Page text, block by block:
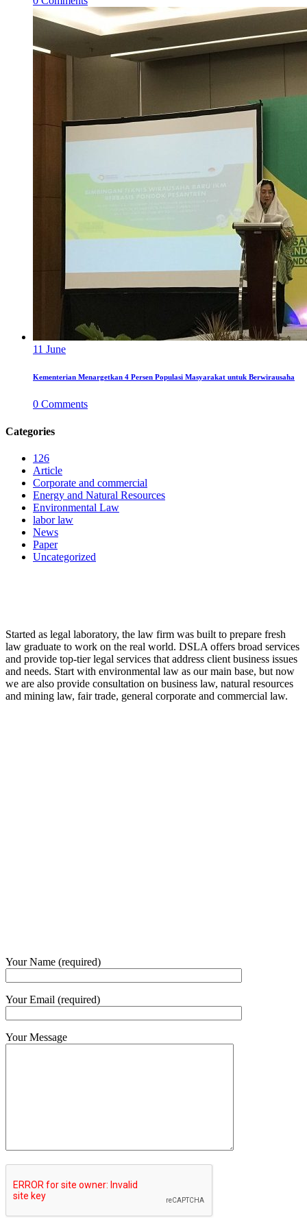
11 June
Kementerian Menargetkan 4 Persen Populasi Masyarakat untuk Berwirausaha
0 Comments
Categories
126
Article
Corporate and commercial
Energy and Natural Resources
Environmental Law
labor law
News
Paper
Uncategorized
Started as legal laboratory, the law firm was built to prepare fresh
law graduate to work on the real world. DSLA offers broad services
and provide top-tier legal services that address client business issues
and needs. Start with environmental law as our main base, but now
we are also provide consultation on business law, natural resources
and mining law, fair trade, general corporate and commercial law.
Your Name (required)
Your Email (required)
Your Message